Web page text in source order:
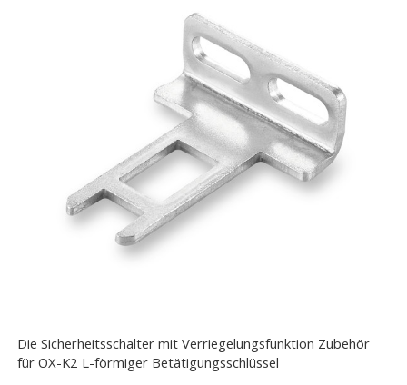
Die Sicherheitsschalter mit Verriegelungsfunktion Zubehör
für OX-K2 L-förmiger Betätigungsschlüssel